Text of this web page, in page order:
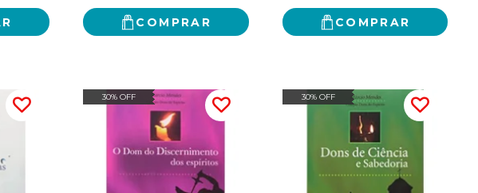
COMPRAR COMPRAR
30% OFF 30% OFF